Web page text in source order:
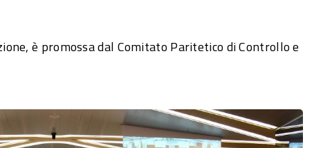
è promossa dal Comitato Paritetico di Controllo e